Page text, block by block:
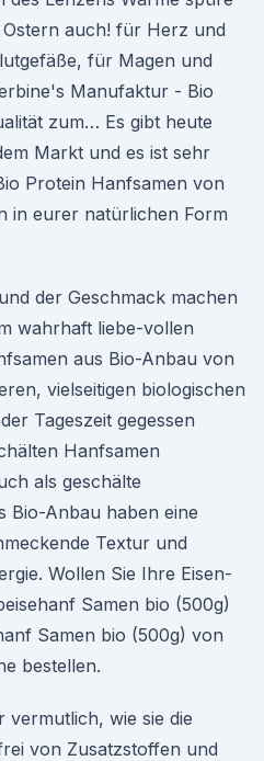
auch! für Herz und
für Magen und
Manufaktur - Bio
zum… Es gibt heute
Markt und es ist sehr
Protein Hanfsamen von
in eurer natürlichen Form
der Geschmack machen
wahrhaft liebe-vollen
aus Bio-Anbau von
vielseitigen biologischen
Tageszeit gegessen
Hanfsamen
als geschälte
Bio-Anbau haben eine
Textur und
Wollen Sie Ihre Eisen-
Samen bio (500g)
Samen bio (500g) von
bestellen.
vermutlich, wie sie die
von Zusatzstoffen und